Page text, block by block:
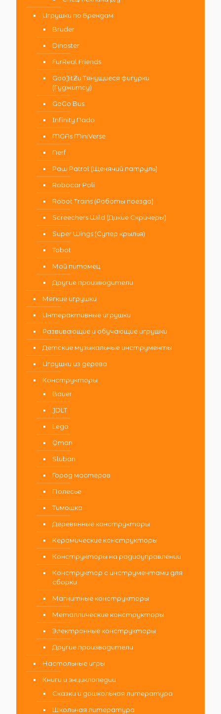
Игрушки по Брендам
Bruder
Dinoster
FurReal Friends
GooJitZu Тянущиеся фигурки
(Гуджитсу)
GoGo Bus
Infinity Nado
MGAs MiniVerse
Nerf
Paw Patrol (Щенячий патруль)
Robocar Poli
Robot Trains (Роботы поезда)
Screechers Wild (Дикие Скричеры)
Super Wings (Супер крылья)
Tobot
Мой питомец
Другие производители
Мягкие игрушки
Интерактивные игрушки
Развивающие и обучающие игрушки
Детские музыкальные инструменты
Игрушки из дерева
Конструкторы
Bauer
JDLT
Lego
Qman
Sluban
Город мастеров
Полесье
Тимошка
Деревянные конструкторы
Керамические конструкторы
Конструкторы на радиоуправлении
Конструктор с инструментами для
сборки
Магнитные конструкторы
Металлические конструкторы
Электронные конструкторы
Другие производители
Настольные игры
Книги и энциклопедии
Сказки и дошкольная литература
Школьная литература